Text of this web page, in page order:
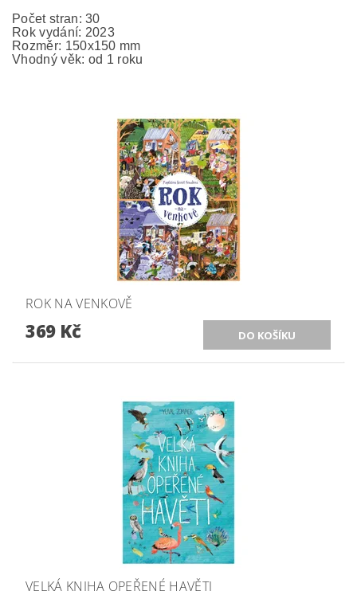
Počet stran: 30
Rok vydání: 2023
Rozměr: 150x150 mm
Vhodný věk: od 1 roku
ROK NA VENKOVĚ
369 Kč
VELKÁ KNIHA OPEŘENÉ HAVĚTI